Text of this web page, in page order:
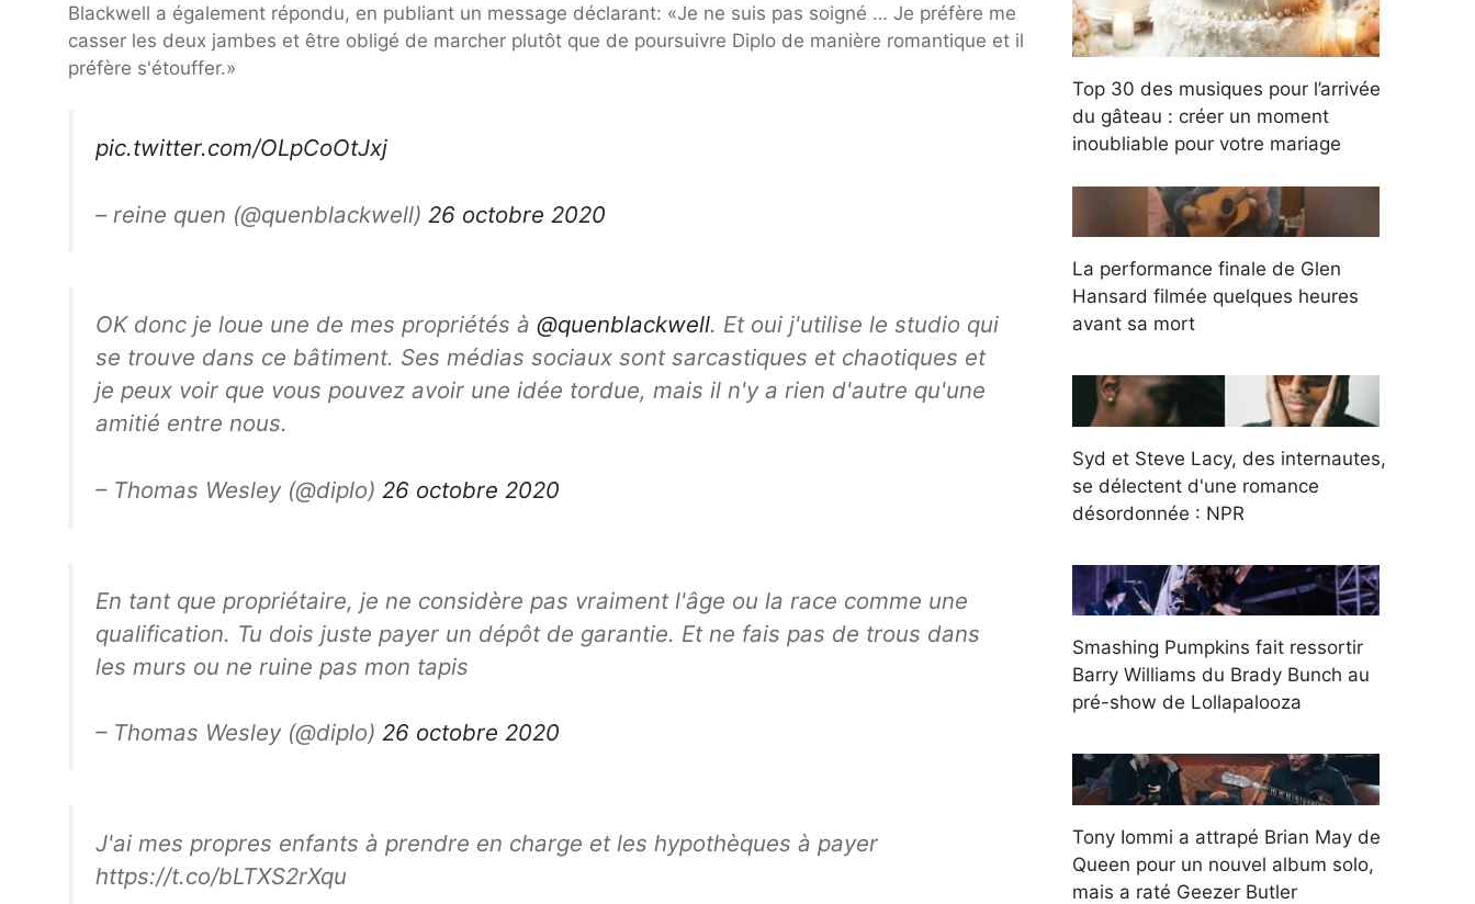
Blackwell a également répondu, en publiant un message déclarant: «Je ne suis pas soigné … Je préfère me
casser les deux jambes et être obligé de marcher plutôt que de poursuivre Diplo de manière romantique et il
préfère s'étouffer.»
pic.twitter.com/OLpCoOtJxj
– reine quen (@quenblackwell) 26 octobre 2020
OK donc je loue une de mes propriétés à @quenblackwell. Et oui j'utilise le studio qui
se trouve dans ce bâtiment. Ses médias sociaux sont sarcastiques et chaotiques et
je peux voir que vous pouvez avoir une idée tordue, mais il n'y a rien d'autre qu'une
amitié entre nous.
– Thomas Wesley (@diplo) 26 octobre 2020
En tant que propriétaire, je ne considère pas vraiment l'âge ou la race comme une
qualification. Tu dois juste payer un dépôt de garantie. Et ne fais pas de trous dans
les murs ou ne ruine pas mon tapis
– Thomas Wesley (@diplo) 26 octobre 2020
J'ai mes propres enfants à prendre en charge et les hypothèques à payer
https://t.co/bLTXS2rXqu
Top 30 des musiques pour l’arrivée
du gâteau : créer un moment
inoubliable pour votre mariage
La performance finale de Glen
Hansard filmée quelques heures
avant sa mort
Syd et Steve Lacy, des internautes,
se délectent d'une romance
désordonnée : NPR
Smashing Pumpkins fait ressortir
Barry Williams du Brady Bunch au
pré-show de Lollapalooza
Tony Iommi a attrapé Brian May de
Queen pour un nouvel album solo,
mais a raté Geezer Butler